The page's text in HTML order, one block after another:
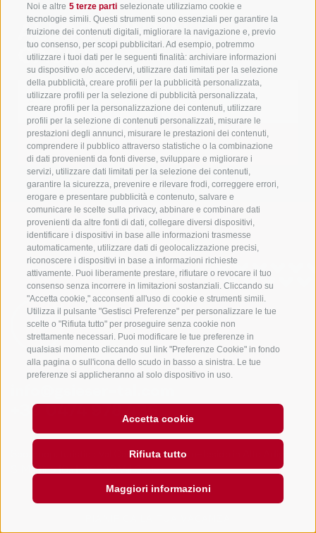
Noi e altre 5 terze parti selezionate utilizziamo cookie e
tecnologie simili. Questi strumenti sono essenziali per garantire la
fruizione dei contenuti digitali, migliorare la navigazione e, previo
tuo consenso, per scopi pubblicitari. Ad esempio, potremmo
utilizzare i tuoi dati per le seguenti finalità: archiviare informazioni
su dispositivo e/o accedervi, utilizzare dati limitati per la selezione
della pubblicità, creare profili per la pubblicità personalizzata,
utilizzare profili per la selezione di pubblicità personalizzata,
creare profili per la personalizzazione dei contenuti, utilizzare
profili per la selezione di contenuti personalizzati, misurare le
prestazioni degli annunci, misurare le prestazioni dei contenuti,
comprendere il pubblico attraverso statistiche o la combinazione
di dati provenienti da fonti diverse, sviluppare e migliorare i
servizi, utilizzare dati limitati per la selezione dei contenuti,
garantire la sicurezza, prevenire e rilevare frodi, correggere errori,
erogare e presentare pubblicità e contenuto, salvare e
comunicare le scelte sulla privacy, abbinare e combinare dati
provenienti da altre fonti di dati, collegare diversi dispositivi,
identificare i dispositivi in base alle informazioni trasmesse
automaticamente, utilizzare dati di geolocalizzazione precisi,
riconoscere i dispositivi in base a informazioni richieste
attivamente. Puoi liberamente prestare, rifiutare o revocare il tuo
consenso senza incorrere in limitazioni sostanziali. Cliccando su
"Accetta cookie," acconsenti all'uso di cookie e strumenti simili.
Utilizza il pulsante "Gestisci Preferenze" per personalizzare le tue
scelte o "Rifiuta tutto" per proseguire senza cookie non
strettamente necessari. Puoi modificare le tue preferenze in
qualsiasi momento cliccando sul link "Preferenze Cookie" in fondo
alla pagina o sull'icona dello scudo in basso a sinistra. Le tue
preferenze si applicheranno al solo dispositivo in uso.
Accetta cookie
Rifiuta tutto
Maggiori informazioni
ALLOGGI IN VAL
CASIES
AVVIA LA RICERCA
+39 0474 978 436
Soc. coop. turistica Val Casies-Monguelfo-Tesido in Alto Adige
S. Martino 10a I-39030 Val Casies